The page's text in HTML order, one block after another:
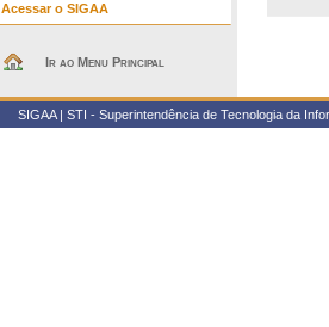
Acessar o SIGAA
Ir ao Menu Principal
SIGAA | STI - Superintendência de Tecnologia da